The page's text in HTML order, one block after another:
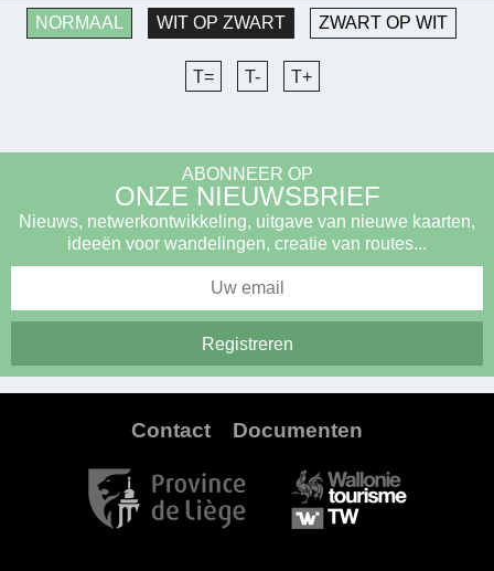
NORMAAL WIT OP ZWART ZWART OP WIT
T= T- T+
ABONNEER OP
ONZE NIEUWSBRIEF
Nieuws, netwerkontwikkeling, uitgave van nieuwe kaarten,
ideeën voor wandelingen, creatie van routes...
Contact Documenten